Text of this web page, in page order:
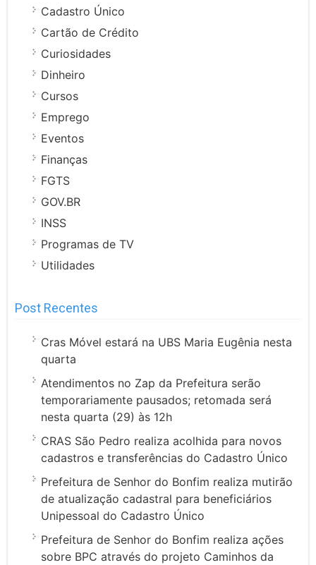
Cadastro Único
Cartão de Crédito
Curiosidades
Dinheiro
Cursos
Emprego
Eventos
Finanças
FGTS
GOV.BR
INSS
Programas de TV
Utilidades
Post Recentes
Cras Móvel estará na UBS Maria Eugênia nesta
quarta
Atendimentos no Zap da Prefeitura serão
temporariamente pausados; retomada será
nesta quarta (29) às 12h
CRAS São Pedro realiza acolhida para novos
cadastros e transferências do Cadastro Único
Prefeitura de Senhor do Bonfim realiza mutirão
de atualização cadastral para beneficiários
Unipessoal do Cadastro Único
Prefeitura de Senhor do Bonfim realiza ações
sobre BPC através do projeto Caminhos da